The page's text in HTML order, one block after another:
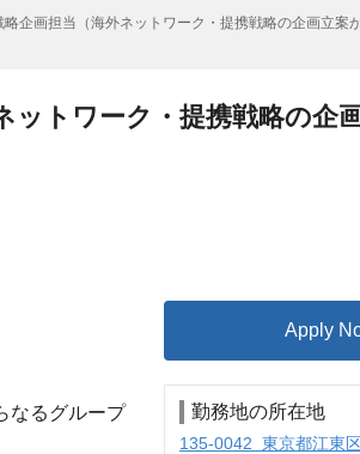
企画担当（海外ネットワーク・提携戦略の企画立案
ットワーク・提携戦略の企
なるグループ
Apply
勤務地の所在地
135-0042 東京都江東